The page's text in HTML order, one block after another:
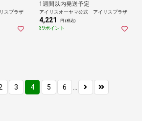
スプラザ
1週間以内発送予定
アイリスオーヤマ公式 アイリスプラザ
4,221 円 (税込)
39ポイント
3 4 5 6